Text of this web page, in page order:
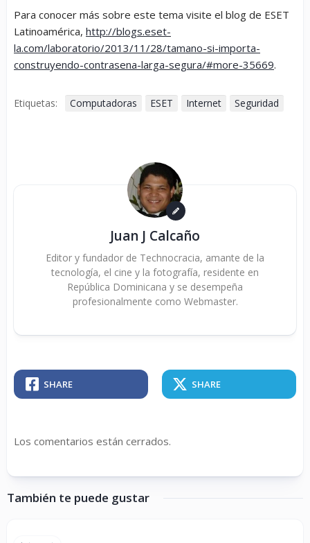
Para conocer más sobre este tema visite el blog de ESET
Latinoamérica, http://blogs.eset-
la.com/laboratorio/2013/11/28/tamano-si-importa-
construyendo-contrasena-larga-segura/#more-35669.
Etiquetas: Computadoras ESET Internet Seguridad
Juan J Calcaño
Editor y fundador de Technocracia, amante de la
tecnología, el cine y la fotografía, residente en
República Dominicana y se desempeña
profesionalmente como Webmaster.
SHARE SHARE
Los comentarios están cerrados.
También te puede gustar